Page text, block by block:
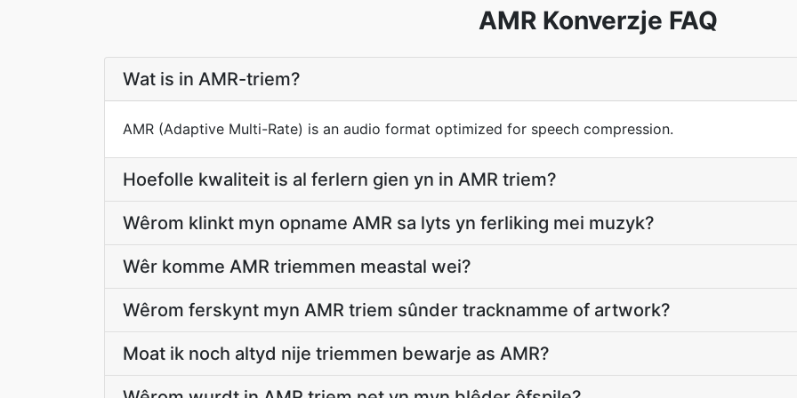
AMR Konverzje FAQ
Wat is in AMR-triem?
AMR (Adaptive Multi-Rate) is an audio format optimized for speech compression.
Hoefolle kwaliteit is al ferlern gien yn in AMR triem?
Wêrom klinkt myn opname AMR sa lyts yn ferliking mei muzyk?
Wêr komme AMR triemmen meastal wei?
Wêrom ferskynt myn AMR triem sûnder tracknamme of artwork?
Moat ik noch altyd nije triemmen bewarje as AMR?